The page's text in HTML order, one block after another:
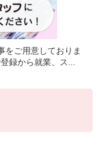
をご用意しておりま
録から就業、ス...